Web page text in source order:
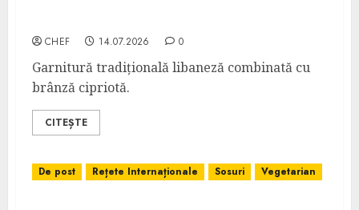
CHEF 14.07.2026 0
Garnitură tradițională libaneză combinată cu
brânză cipriotă.
CITEȘTE
De post Rețete Internaționale Sosuri Vegetarian